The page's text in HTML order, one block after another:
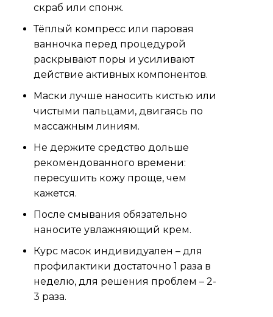
скраб или спонж.
Тёплый компресс или паровая
ванночка перед процедурой
раскрывают поры и усиливают
действие активных компонентов.
Маски лучше наносить кистью или
чистыми пальцами, двигаясь по
массажным линиям.
Не держите средство дольше
рекомендованного времени:
пересушить кожу проще, чем
кажется.
После смывания обязательно
наносите увлажняющий крем.
Курс масок индивидуален – для
профилактики достаточно 1 раза в
неделю, для решения проблем – 2-
3 раза.